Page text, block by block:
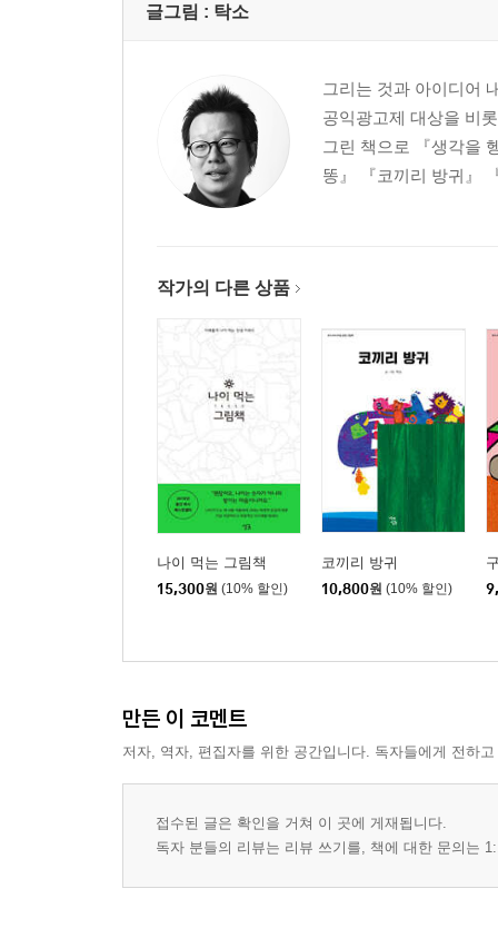
글그림 : 탁소
그리는 것과 아이디어
공익광고제 대상을 비
그린 책으로 『생각을
똥』 『코끼리 방귀』
작가의 다른 상품
나이 먹는 그림책
15,300원 (10% 할인)
코끼리 방귀
10,800원 (10% 할인)
만든 이 코멘트
저자, 역자, 편집자를 위한 공간입니다. 독자들에게 전하
접수된 글은 확인을 거쳐 이 곳에 게재됩니다.
독자 분들의 리뷰는 리뷰 쓰기를, 책에 대한 문의는